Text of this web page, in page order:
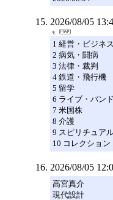
2026/08/05
1 経営・ビジネス
2 病気・闘病
3 法律・裁判
4 鉄道・飛行機
5 留学
6 ライブ・バンド
7 米国株
8 介護
9 スピリチュア
10 コレクション
2026/08/05
高宮真介
現代設計